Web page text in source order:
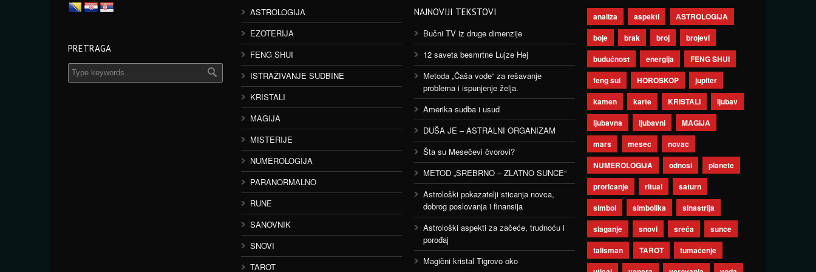
PRETRAGA
ASTROLOGIJA
EZOTERIJA
FENG SHUI
ISTRAŽIVANJE SUDBINE
KRISTALI
MAGIJA
MISTERIJE
NUMEROLOGIJA
PARANORMALNO
RUNE
SANOVNIK
SNOVI
TAROT
NAJNOVIJI TEKSTOVI
Bučni TV iz druge dimenzije
12 saveta besmrtne Lujze Hej
Metoda „Čaša vode“ za rešavanje
problema i ispunjenje želja.
Amerika sudba i usud
DUŠA JE – ASTRALNI ORGANIZAM
Šta su Mesečevi čvorovi?
METOD „SREBRNO – ZLATNO SUNCE“
Astrološki pokazatelji sticanja novca,
dobrog poslovanja i finansija
Astrološki aspekti za začeće, trudnoću i
porođaj
Magični kristal Tigrovo oko
analiza aspekti
ASTROLOGIJA
boje
brak broj
brojevi
budućnost
energija
FENG SHUI
feng šui
HOROSKOP
jupiter
kamen
karte KRISTALI
ljubav
ljubavna
ljubavni
MAGIJA
mars
mesec
novac
NUMEROLOGIJA
odnosi
planete
proricanje
ritual
saturn
simbol
simbolika
sinastrija
slaganje
snovi sreća
sunce
talisman
TAROT
tumačenje